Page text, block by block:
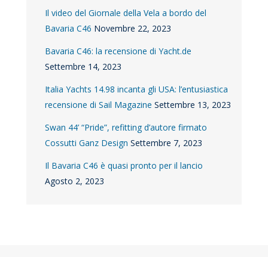
Il video del Giornale della Vela a bordo del
Bavaria C46 Novembre 22, 2023
Bavaria C46: la recensione di Yacht.de
Settembre 14, 2023
Italia Yachts 14.98 incanta gli USA: l’entusiastica
recensione di Sail Magazine Settembre 13, 2023
Swan 44’ “Pride”, refitting d’autore firmato
Cossutti Ganz Design Settembre 7, 2023
Il Bavaria C46 è quasi pronto per il lancio
Agosto 2, 2023